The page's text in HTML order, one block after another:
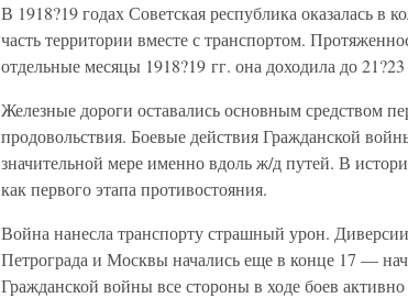
В 1918?19 годах Советская республика оказалась в
часть территории вместе с транспортом.
отдельные месяцы 1918?19 гг. она доходила до
Железные дороги оставались основным средством
продовольствия. Боевые действия Гражданской
значительной мере именно вдоль ж/д путей. В
как первого этапа противостояния.
Война нанесла транспорту страшный урон.
Петрограда и Москвы начались еще в конце 17 —
Гражданской войны все стороны в ходе боев